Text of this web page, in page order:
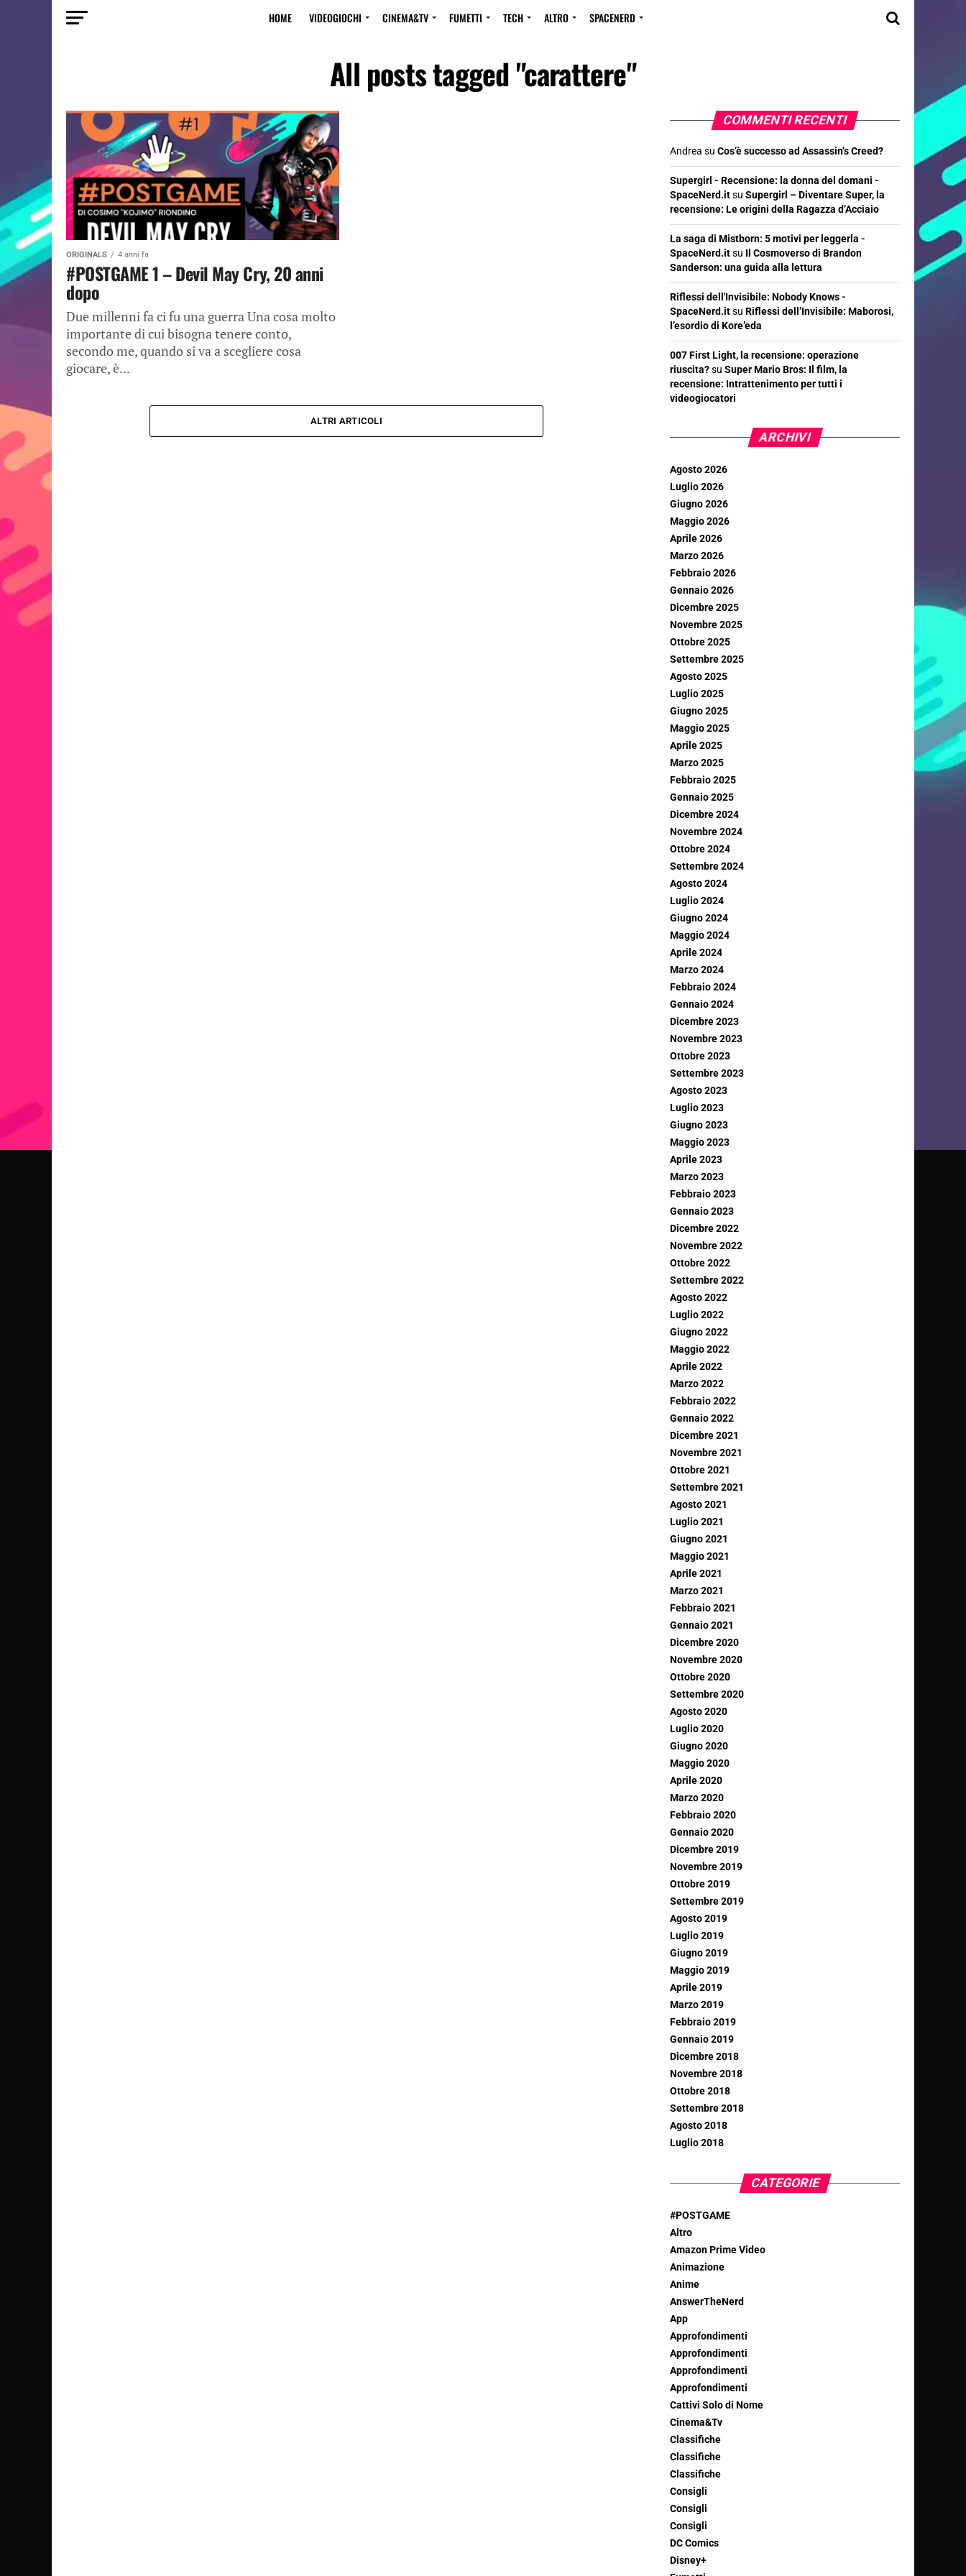
HOME VIDEOGIOCHI CINEMA&TV FUMETTI TECH ALTRO SPACENERD
All posts tagged "carattere"
ORIGINALS 4 anni fa
#POSTGAME 1 – Devil May Cry, 20 anni
dopo
Due millenni fa ci fu una guerra Una cosa molto
importante di cui bisogna tenere conto,
secondo me, quando si va a scegliere cosa
giocare, è...
ALTRI ARTICOLI
COMMENTI RECENTI
Andrea su Cos’è successo ad Assassin’s Creed?
Supergirl - Recensione: la donna del domani -
SpaceNerd.itsu Supergirl – Diventare Super, la
recensione: Le origini della Ragazza d’Acciaio
La saga di Mistborn: 5 motivi per leggerla -
SpaceNerd.itsu Il Cosmoverso di Brandon
Sanderson: una guida alla lettura
Riflessi dell'Invisibile: Nobody Knows -
SpaceNerd.itsu Riflessi dell’Invisibile: Maborosi,
l’esordio di Kore’eda
007 First Light, la recensione: operazione
riuscita?su Super Mario Bros: Il film, la
recensione: Intrattenimento per tutti i
videogiocatori
ARCHIVI
Agosto 2026
Luglio 2026
Giugno 2026
Maggio 2026
Aprile 2026
Marzo 2026
Febbraio 2026
Gennaio 2026
Dicembre 2025
Novembre 2025
Ottobre 2025
Settembre 2025
Agosto 2025
Luglio 2025
Giugno 2025
Maggio 2025
Aprile 2025
Marzo 2025
Febbraio 2025
Gennaio 2025
Dicembre 2024
Novembre 2024
Ottobre 2024
Settembre 2024
Agosto 2024
Luglio 2024
Giugno 2024
Maggio 2024
Aprile 2024
Marzo 2024
Febbraio 2024
Gennaio 2024
Dicembre 2023
Novembre 2023
Ottobre 2023
Settembre 2023
Agosto 2023
Luglio 2023
Giugno 2023
Maggio 2023
Aprile 2023
Marzo 2023
Febbraio 2023
Gennaio 2023
Dicembre 2022
Novembre 2022
Ottobre 2022
Settembre 2022
Agosto 2022
Luglio 2022
Giugno 2022
Maggio 2022
Aprile 2022
Marzo 2022
Febbraio 2022
Gennaio 2022
Dicembre 2021
Novembre 2021
Ottobre 2021
Settembre 2021
Agosto 2021
Luglio 2021
Giugno 2021
Maggio 2021
Aprile 2021
Marzo 2021
Febbraio 2021
Gennaio 2021
Dicembre 2020
Novembre 2020
Ottobre 2020
Settembre 2020
Agosto 2020
Luglio 2020
Giugno 2020
Maggio 2020
Aprile 2020
Marzo 2020
Febbraio 2020
Gennaio 2020
Dicembre 2019
Novembre 2019
Ottobre 2019
Settembre 2019
Agosto 2019
Luglio 2019
Giugno 2019
Maggio 2019
Aprile 2019
Marzo 2019
Febbraio 2019
Gennaio 2019
Dicembre 2018
Novembre 2018
Ottobre 2018
Settembre 2018
Agosto 2018
Luglio 2018
CATEGORIE
#POSTGAME
Altro
Amazon Prime Video
Animazione
Anime
AnswerTheNerd
App
Approfondimenti
Approfondimenti
Approfondimenti
Approfondimenti
Cattivi Solo di Nome
Cinema&Tv
Classifiche
Classifiche
Classifiche
Consigli
Consigli
Consigli
DC Comics
Disney+